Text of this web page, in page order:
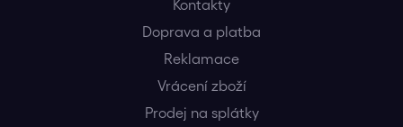
Kontakty
Doprava a platba
Reklamace
Vrácení zboží
Prodej na splátky